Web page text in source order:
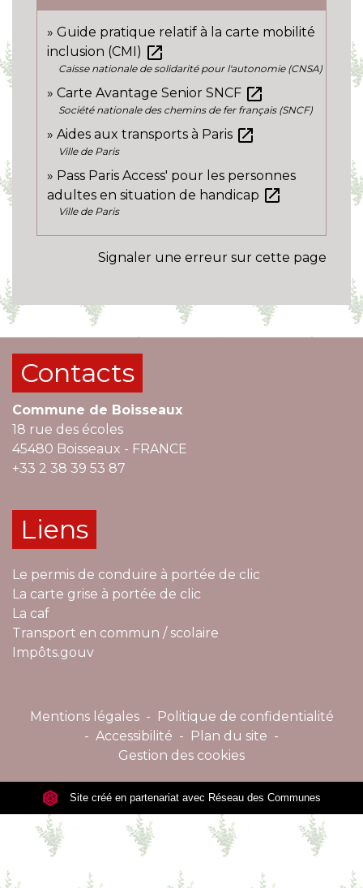
Guide pratique relatif à la carte mobilité
inclusion (CMI) open_in_new
Caisse nationale de solidarité pour l'autonomie (CNSA)
Carte Avantage Senior SNCF open_in_new
Société nationale des chemins de fer français (SNCF)
Aides aux transports à Paris open_in_new
Ville de Paris
Pass Paris Access' pour les personnes
adultes en situation de handicap open_in_new
Ville de Paris
Signaler une erreur sur cette page
Contacts
Commune de Boisseaux
18 rue des écoles
45480 Boisseaux - FRANCE
+33 2 38 39 53 87
Liens
Le permis de conduire à portée de clic
La carte grise à portée de clic
La caf
Transport en commun / scolaire
Impôts.gouv
Mentions légales -
Politique de confidentialité
- Accessibilité - Plan du site -
Gestion des cookies
Site créé en partenariat avec Réseau des Communes